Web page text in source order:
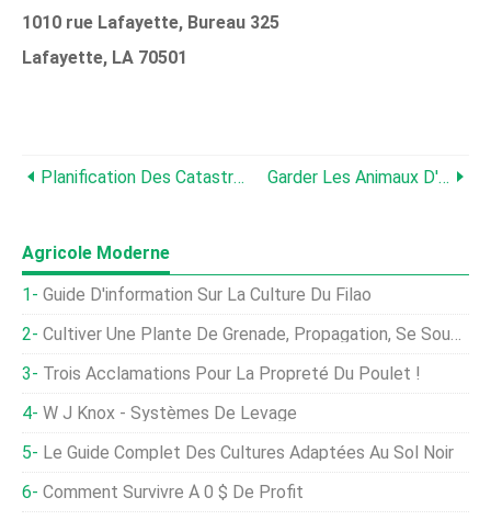
1010 rue Lafayette, Bureau 325
Lafayette, LA 70501
Planification Des Catastrophes Naturelles Pour Les Ranchs De Bovins De Boucherie Garder Les Animaux D'exposition En Bonne Santé
Agricole Moderne
Guide D'information Sur La Culture Du Filao
Cultiver Une Plante De Grenade, Propagation, Se Soucier
Trois Acclamations Pour La Propreté Du Poulet !
W J Knox - Systèmes De Levage
Le Guide Complet Des Cultures Adaptées Au Sol Noir
Comment Survivre À 0 $ De Profit